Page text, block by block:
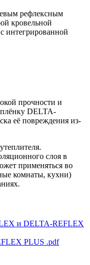
рефлексным
кровельной
интегрированной
прочности и
плёнку DELTA-
её повреждения из-
слоя в
применяться во
комнаты, кухни)
и DELTA-REFLEX
PLUS .pdf